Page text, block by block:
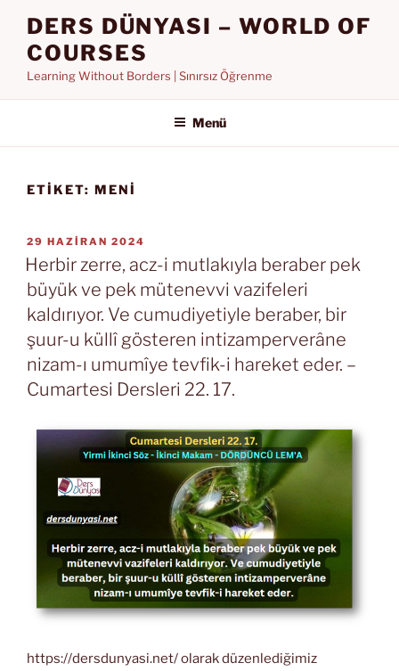
DERS DÜNYASI – WORLD OF
COURSES
Learning Without Borders | Sınırsız Öğrenme
Menü
ETIKET: MENI
YAYIM
TARIHI
29 HAZIRAN 2024
Herbir zerre, acz-i mutlakıyla beraber pek
büyük ve pek mütenevvi vazifeleri
kaldırıyor. Ve cumudiyetiyle beraber, bir
şuur-u küllî gösteren intizamperverâne
nizam-ı umumîye tevfik-i hareket eder. –
Cumartesi Dersleri 22. 17.
https://dersdunyasi.net/ olarak düzenlediğimiz